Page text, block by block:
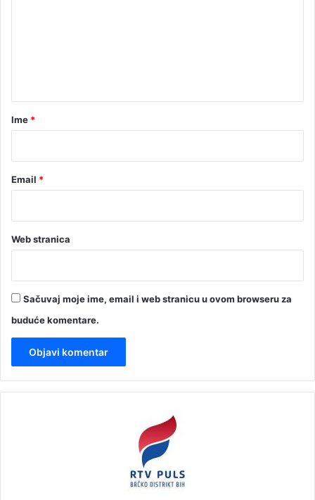
rIme *
Email *
Web stranica
Sačuvaj moje ime, email i web stranicu u ovom browseru za
buduće komentare.